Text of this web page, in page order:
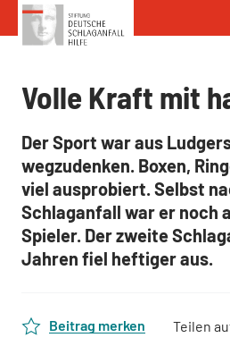
Zum Inhalt springen
Volle Kraft mit
Der Sport war aus
wegzudenken. Boxen,
viel ausprobiert. Selbst
Schlaganfall war er noch
Spieler. Der zweite
Jahren fiel heftiger aus.
Beitrag merken Teilen